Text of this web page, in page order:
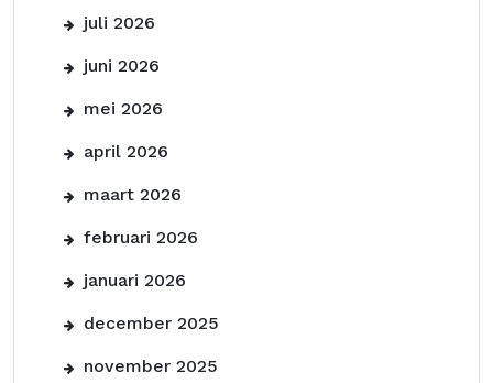
juli 2026
juni 2026
mei 2026
april 2026
maart 2026
februari 2026
januari 2026
december 2025
november 2025